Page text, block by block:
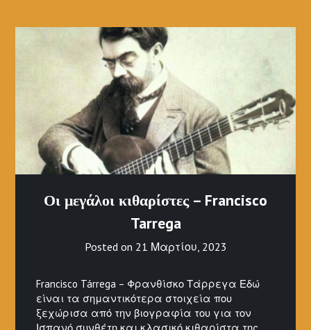
Οι μεγάλοι κιθαρίστες – Francisco
Tarrega
Posted on 21 Μαρτίου, 2023
Francisco Tárrega – Φρανθίσκο Τάρρεγα Εδώ
είναι τα σημαντικότερα στοιχεία που
ξεχώρισα από την βιογραφία του για τον